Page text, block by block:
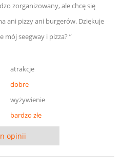
zorganizowany, ale chcę się
ani pizzy ani burgerów. Dziękuje
mój seegway i pizza? ”
atrakcje
dobre
wyżywienie
bardzo złe
opinii